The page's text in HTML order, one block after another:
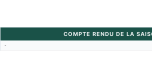
COMPTE RENDU DE LA
-